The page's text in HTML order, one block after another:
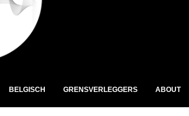
BELGISCH GRENSVERLEGGERS ABOUT